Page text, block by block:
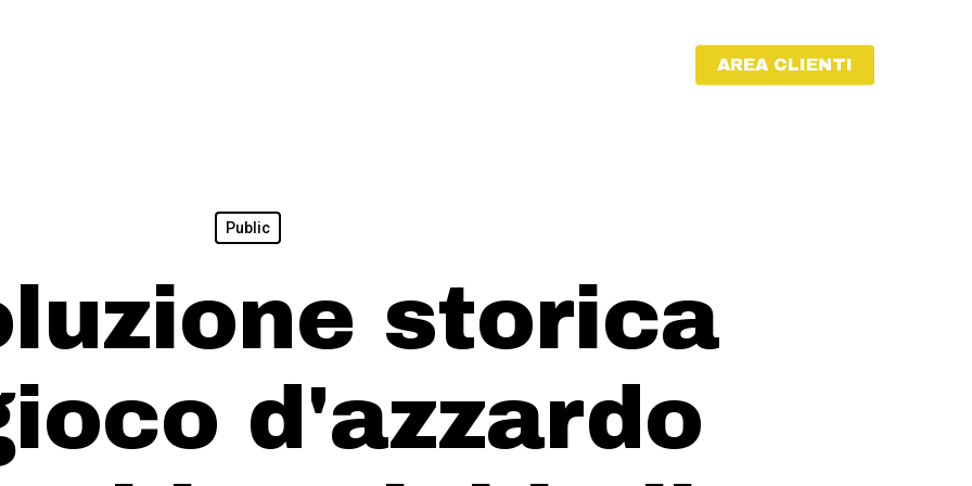
AREA CLIENTI
Public
storica
d'azzardo